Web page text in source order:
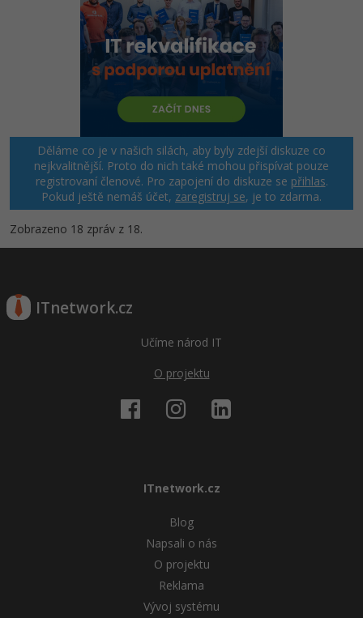
Děláme co je v našich silách, aby byly zdejší diskuze co
nejkvalitnější. Proto do nich také mohou přispívat pouze
registrovaní členové. Pro zapojení do diskuze se přihlas.
Pokud ještě nemáš účet, zaregistruj se, je to zdarma.
Zobrazeno 18 zpráv z 18.
ITnetwork.cz
Učíme národ IT
O projektu
ITnetwork.cz
Blog
Napsali o nás
O projektu
Reklama
Vývoj systému